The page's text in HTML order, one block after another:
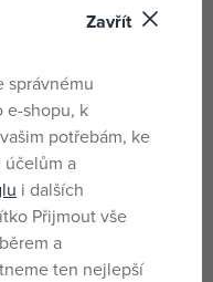
floristé.\nSnadno
a kartonu s
balení: 20 cmVýška
cmHrubá hmotnost:
Zavřít
správnému
e-shopu, k
potřebám, ke
účelům a
i dalších
Přijmout vše
a
ten nejlepší